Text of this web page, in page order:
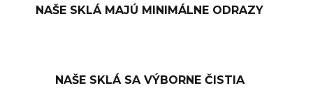
NAŠE SKLÁ MAJÚ MINIMÁLNE ODRAZY
NAŠE SKLÁ SA VÝBORNE ČISTIA